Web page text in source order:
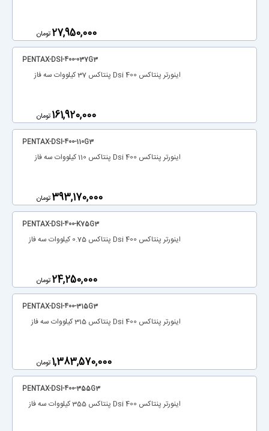
‎27,950,000 تومان
PENTAX-DSI-400-037G3
اینورتر پنتاکس Dsi 400 پنتاکس 37 کیلووات سه فاز
‎161,920,000 تومان
PENTAX-DSI-400-110G3
اینورتر پنتاکس Dsi 400 پنتاکس 110 کیلووات سه فاز
‎393,170,000 تومان
PENTAX-DSI-400-K75G3
اینورتر پنتاکس Dsi 400 پنتاکس 0.75 کیلووات سه فاز
‎24,250,000 تومان
PENTAX-DSI-400-315G3
اینورتر پنتاکس Dsi 400 پنتاکس 315 کیلووات سه فاز
‎1,383,570,000 تومان
PENTAX-DSI-400-355G3
اینورتر پنتاکس Dsi 400 پنتاکس 355 کیلووات سه فاز